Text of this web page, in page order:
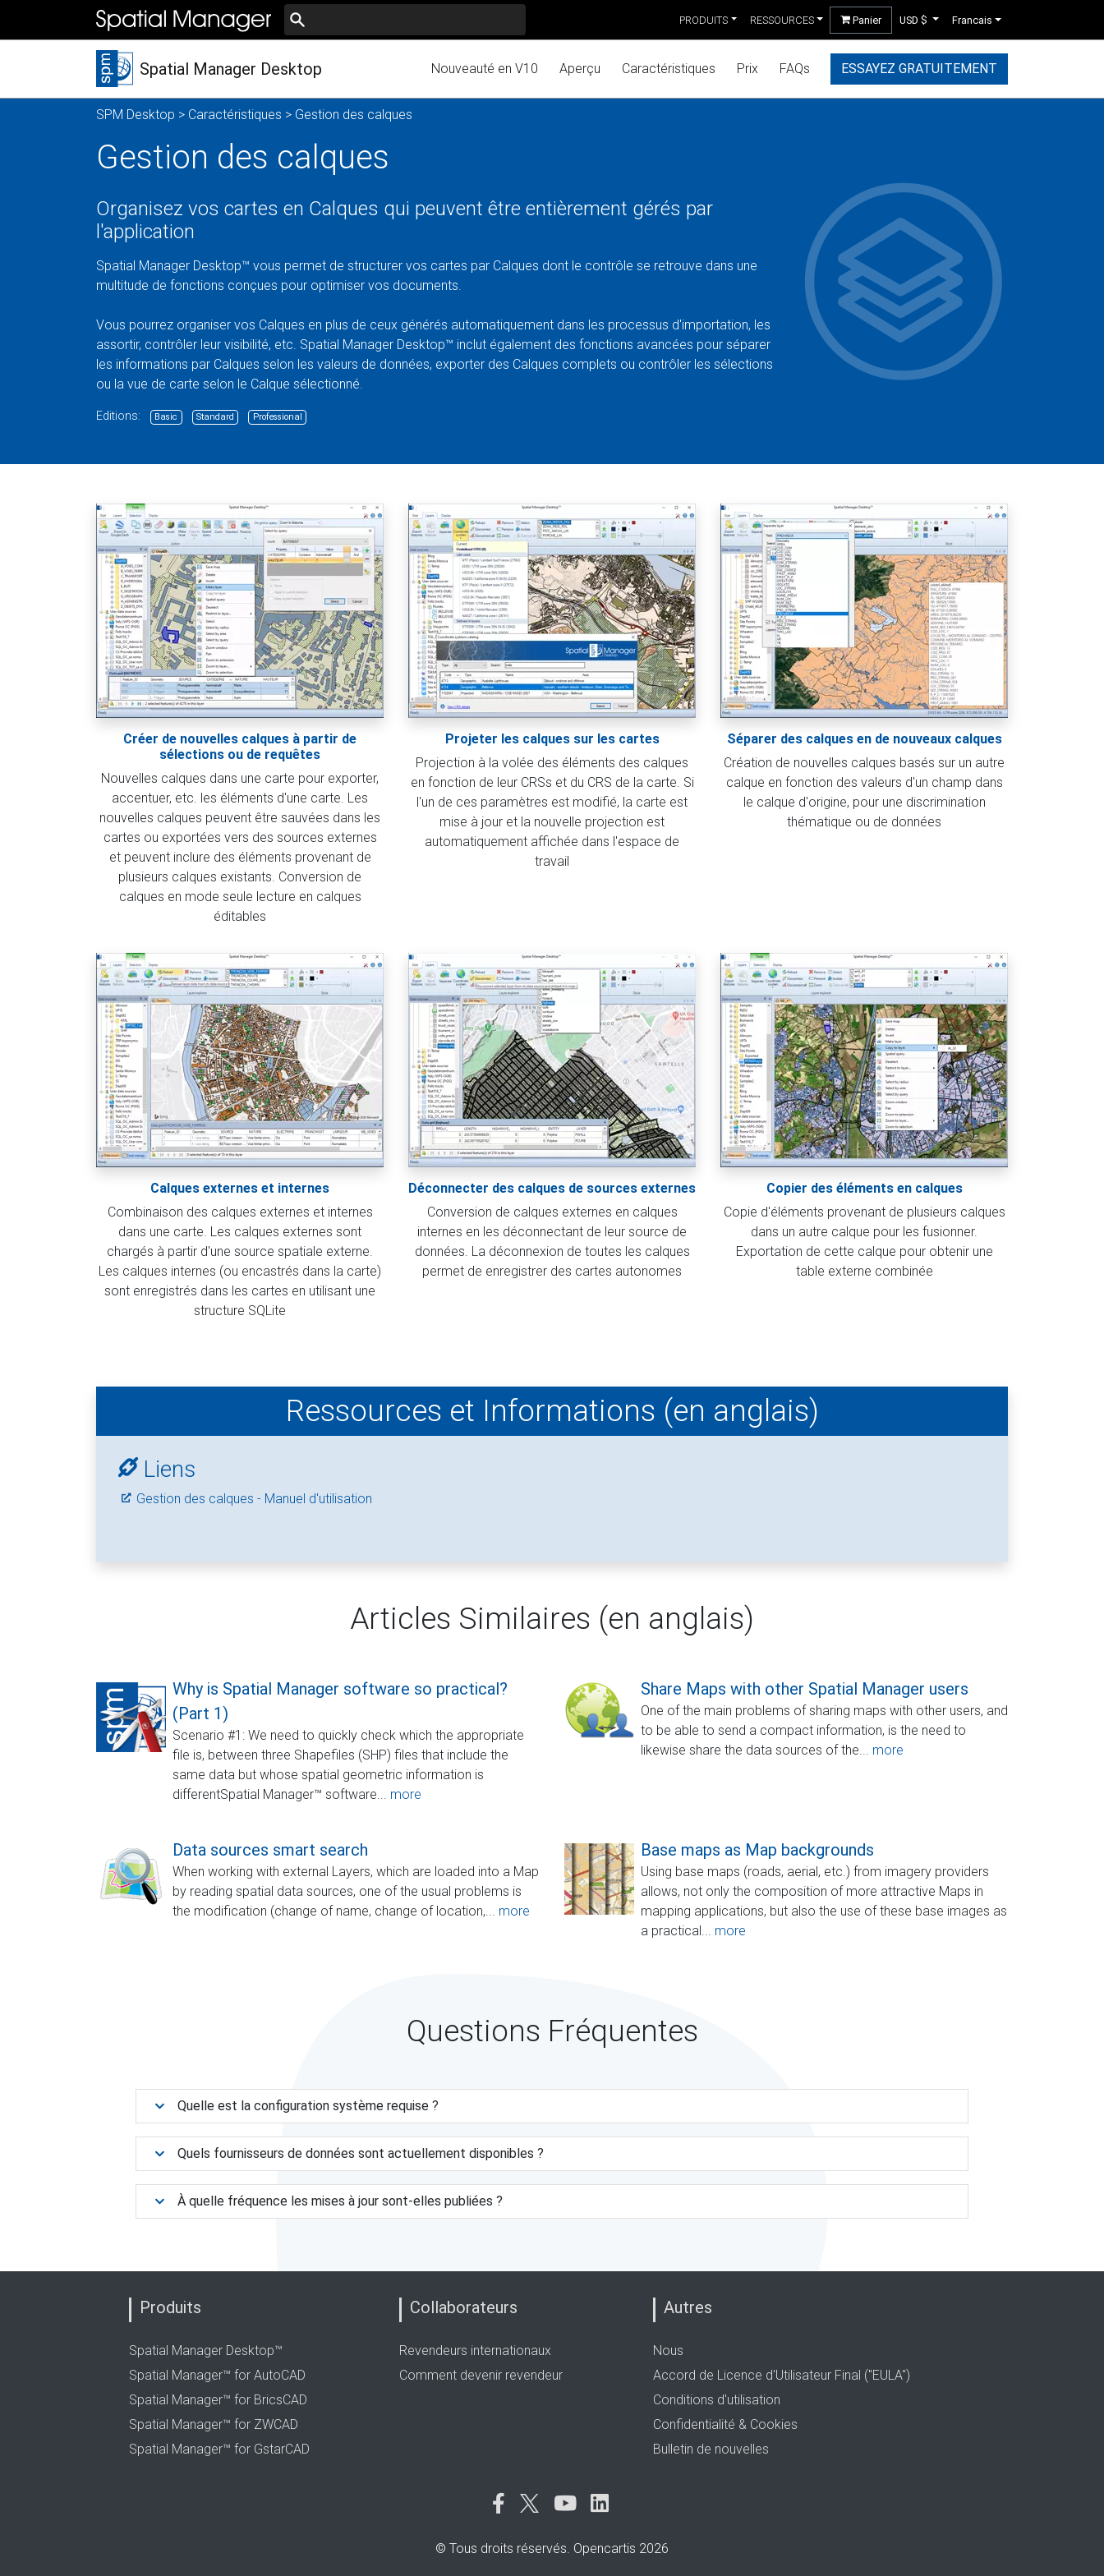
PRODUITS RESSOURCES Panier USD $ Francais
Spatial Manager Desktop Nouveauté en V10 Aperçu Caractéristiques Prix FAQs ESSAYEZ GRATUITEMENT
SPM Desktop > Caractéristiques > Gestion des calques
Gestion des calques
Organisez vos cartes en Calques qui peuvent être entièrement gérés par
l'application
Spatial Manager Desktop™ vous permet de structurer vos cartes par Calques dont le contrôle se retrouve dans une
multitude de fonctions conçues pour optimiser vos documents.
Vous pourrez organiser vos Calques en plus de ceux générés automatiquement dans les processus d'importation, les
assortir, contrôler leur visibilité, etc. Spatial Manager Desktop™ inclut également des fonctions avancées pour séparer
les informations par Calques selon les valeurs de données, exporter des Calques complets ou contrôler les sélections
ou la vue de carte selon le Calque sélectionné.
Editions: Basic Standard Professional
Créer de nouvelles calques à partir de
sélections ou de requêtes
Nouvelles calques dans une carte pour exporter,
accentuer, etc. les éléments d'une carte. Les
nouvelles calques peuvent être sauvées dans les
cartes ou exportées vers des sources externes
et peuvent inclure des éléments provenant de
plusieurs calques existants. Conversion de
calques en mode seule lecture en calques
éditables
Projeter les calques sur les cartes
Projection à la volée des éléments des calques
en fonction de leur CRSs et du CRS de la carte. Si
l'un de ces paramètres est modifié, la carte est
mise à jour et la nouvelle projection est
automatiquement affichée dans l'espace de
travail
Séparer des calques en de nouveaux calques
Création de nouvelles calques basés sur un autre
calque en fonction des valeurs d'un champ dans
le calque d'origine, pour une discrimination
thématique ou de données
Calques externes et internes
Combinaison des calques externes et internes
dans une carte. Les calques externes sont
chargés à partir d'une source spatiale externe.
Les calques internes (ou encastrés dans la carte)
sont enregistrés dans les cartes en utilisant une
structure SQLite
Déconnecter des calques de sources externes
Conversion de calques externes en calques
internes en les déconnectant de leur source de
données. La déconnexion de toutes les calques
permet de enregistrer des cartes autonomes
Copier des éléments en calques
Copie d'éléments provenant de plusieurs calques
dans un autre calque pour les fusionner.
Exportation de cette calque pour obtenir une
table externe combinée
Ressources et Informations (en anglais)
Liens
Gestion des calques - Manuel d'utilisation
Articles Similaires (en anglais)
Why is Spatial Manager software so practical?
(Part 1)
Scenario #1: We need to quickly check which the appropriate
file is, between three Shapefiles (SHP) files that include the
same data but whose spatial geometric information is
differentSpatial Manager™ software... more
Share Maps with other Spatial Manager users
One of the main problems of sharing maps with other users, and
to be able to send a compact information, is the need to
likewise share the data sources of the... more
Data sources smart search
When working with external Layers, which are loaded into a Map
by reading spatial data sources, one of the usual problems is
the modification (change of name, change of location,... more
Base maps as Map backgrounds
Using base maps (roads, aerial, etc.) from imagery providers
allows, not only the composition of more attractive Maps in
mapping applications, but also the use of these base images as
a practical... more
Questions Fréquentes
Quelle est la configuration système requise ?
Quels fournisseurs de données sont actuellement disponibles ?
À quelle fréquence les mises à jour sont-elles publiées ?
Produits
Spatial Manager Desktop™
Spatial Manager™ for AutoCAD
Spatial Manager™ for BricsCAD
Spatial Manager™ for ZWCAD
Spatial Manager™ for GstarCAD
Collaborateurs
Revendeurs internationaux
Comment devenir revendeur
Autres
Nous
Accord de Licence d'Utilisateur Final ("EULA")
Conditions d'utilisation
Confidentialité & Cookies
Bulletin de nouvelles
© Tous droits réservés. Opencartis 2026